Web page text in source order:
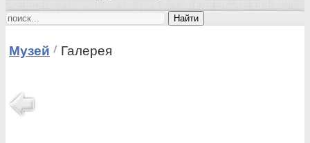
Найти
Музей Галерея